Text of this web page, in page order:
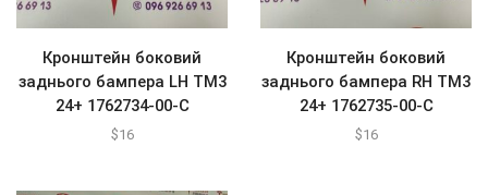
Кронштейн боковий
заднього бампера LH ТМ3
24+ 1762734-00-C
$16
Кронштейн боковий
заднього бампера RH TM3
24+ 1762735-00-C
$16